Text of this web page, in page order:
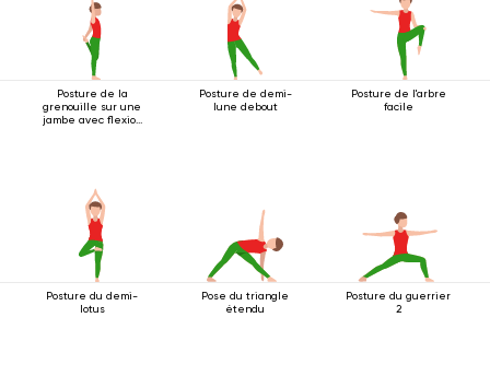
Posture de la
grenouille sur une
jambe avec flexion
Posture de demi-
lune debout
Posture de l'arbre
facile
Posture du demi-
lotus
Pose du triangle
étendu
Posture du guerrier
2